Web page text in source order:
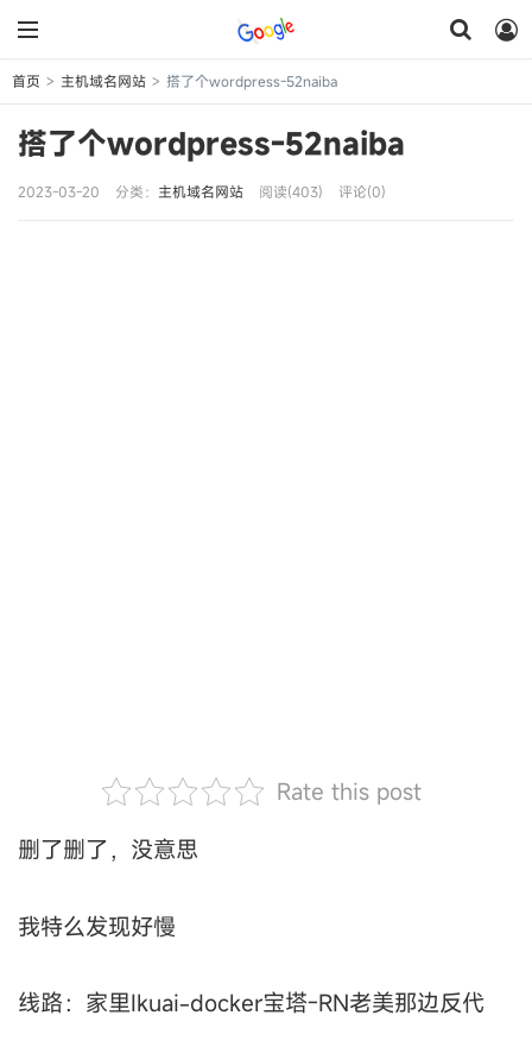
首页 > 主机域名网站 > 搭了个wordpress-52naiba
搭了个wordpress-52naiba
2023-03-20 分类： 主机域名网站 阅读(403) 评论(0)
Rate this post
删了删了，没意思
我特么发现好慢
线路：家里Ikuai-docker宝塔-RN老美那边反代